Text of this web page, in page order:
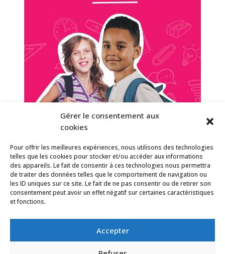
Gérer le consentement aux
cookies
Pour offrir les meilleures expériences, nous utilisons des technologies
telles que les cookies pour stocker et/ou accéder aux informations
des appareils. Le fait de consentir à ces technologies nous permettra
de traiter des données telles que le comportement de navigation ou
les ID uniques sur ce site. Le fait de ne pas consentir ou de retirer son
consentement peut avoir un effet négatif sur certaines caractéristiques
et fonctions.
Accepter